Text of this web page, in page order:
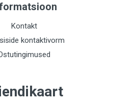
Kontakt
kontaktivorm